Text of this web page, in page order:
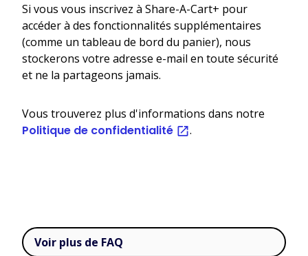
Si vous vous inscrivez à Share-A-Cart+ pour
accéder à des fonctionnalités supplémentaires
(comme un tableau de bord du panier), nous
stockerons votre adresse e-mail en toute sécurité
et ne la partageons jamais.
Vous trouverez plus d'informations dans notre
Politique de confidentialité .
Voir plus de FAQ